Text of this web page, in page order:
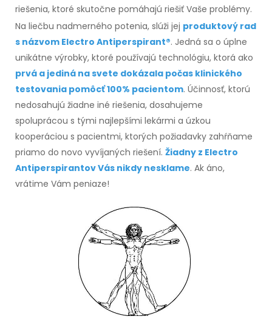
riešenia, ktoré skutočne pomáhajú riešiť Vaše problémy.
Na liečbu nadmerného potenia, slúži jej produktový rad
s názvom Electro Antiperspirant®. Jedná sa o úplne
unikátne výrobky, ktoré používajú technológiu, ktorá ako
prvá a jediná na svete dokázala počas klinického
testovania pomôcť 100% pacientom. Účinnosť, ktorú
nedosahujú žiadne iné riešenia, dosahujeme
spoluprácou s tými najlepšími lekármi a úzkou
kooperáciou s pacientmi, ktorých požiadavky zahŕňame
priamo do novo vyvíjaných riešení. Žiadny z Electro
Antiperspirantov Vás nikdy nesklame. Ak áno,
vrátime Vám peniaze!